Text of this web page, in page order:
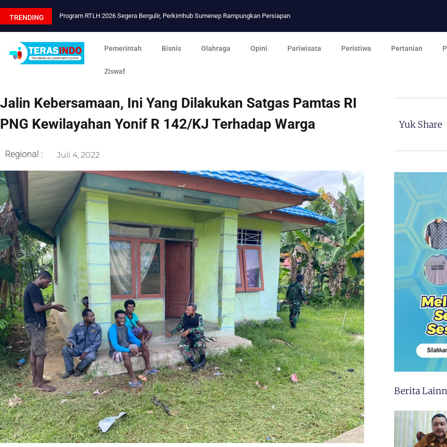
TRENDING Program RTLH 2026 Segera Bergulir, Perkimhub Sumenep Rampungkan Persiapan
Pemerintah Bisnis Olahraga Opini Pariwisata Peristiwa Pertanian
Ziswaf
Jalin Kebersamaan, Ini Yang Dilakukan Satgas Pamtas RI
PNG Kewilayahan Yonif R 142/KJ Terhadap Warga
Regional : Juli 4, 2022
Yuk Share
Berita